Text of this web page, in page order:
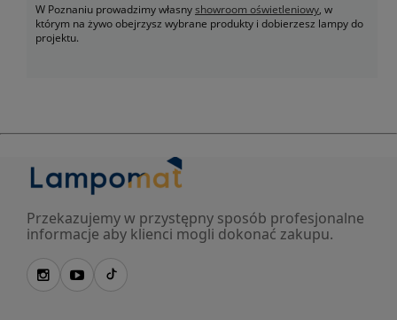
W Poznaniu prowadzimy własnyshowroom oświetleniowy, w
którym na żywo obejrzysz wybrane produkty i dobierzesz lampy do
projektu.
Przekazujemy w przystępny sposób profesjonalne
informacje aby klienci mogli dokonać zakupu.